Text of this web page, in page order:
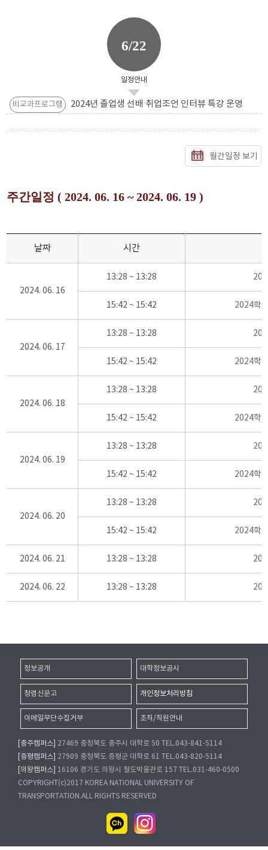
6/22
일정안내
비교과프로그램 2024년 졸업생 선배 취업조언 인터뷰 특강 운영
월간일정 보기
주간일정 ( 2024. 06. 16 ~ 2024. 06. 19 )
날짜 시간
2024. 06. 16
13:28 ~ 13:28
15:42 ~ 15:42 2024학
2024. 06. 17
13:28 ~ 13:28
15:42 ~ 15:42 2024학
2024. 06. 18
13:28 ~ 13:28
15:42 ~ 15:42 2024학
2024. 06. 19
13:28 ~ 13:28
15:42 ~ 15:42 2024학
2024. 06. 20
13:28 ~ 13:28
15:42 ~ 15:42 2024학
2024. 06. 21 13:28 ~ 13:28
2024. 06. 22 13:28 ~ 13:28
정보공개 대학정보공시
청렴신문고 개인정보처리방침
이메일무단수집거부 조직/직원안내
[충주캠퍼스]
27469 충청북도 충주시 대학로 50 TEL.043-841-5114
[증평캠퍼스]
27909 충청북도 증평군 대학로 61 TEL.043-820-5114
[의왕캠퍼스]
16106 경기도 의왕시 철도박물관로 157 TEL.031-460-0500
COPYRIGHT(c)2017 KOREA NATIONAL UNIVERSITY OF
TRANSPORTATION.ALL RIGHTS RESERVED